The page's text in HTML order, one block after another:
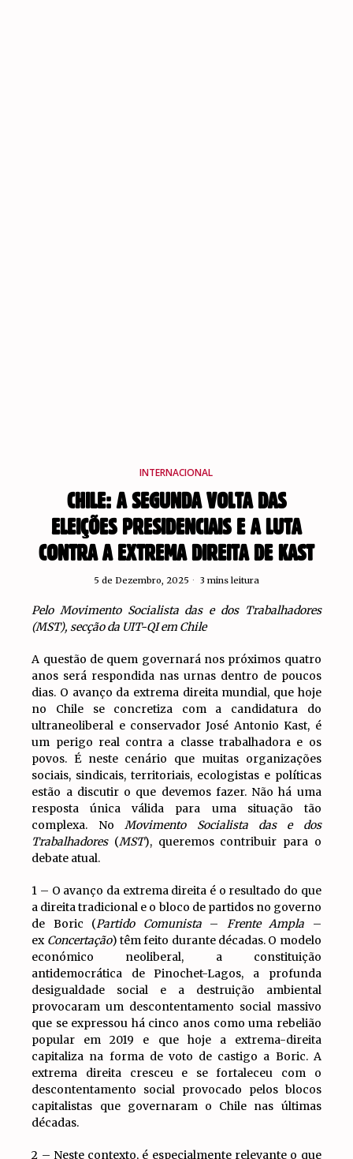
INTERNACIONAL
CHILE: A SEGUNDA VOLTA DAS
ELEIÇÕES PRESIDENCIAIS E A LUTA
CONTRA A EXTREMA DIREITA DE KAST
5 de Dezembro, 2025 3 mins leitura
Pelo Movimento Socialista das e dos Trabalhadores
(MST), secção da UIT-QI em Chile
A questão de quem governará nos próximos quatro
anos será respondida nas urnas dentro de poucos
dias. O avanço da extrema direita mundial, que hoje
no Chile se concretiza com a candidatura do
ultraneoliberal e conservador José Antonio Kast, é
um perigo real contra a classe trabalhadora e os
povos. É neste cenário que muitas organizações
sociais, sindicais, territoriais, ecologistas e políticas
estão a discutir o que devemos fazer. Não há uma
resposta única válida para uma situação tão
complexa. NoMovimento Socialista das e dos
Trabalhadores(MST), queremos contribuir para o
debate atual.
1 – O avanço da extrema direita é o resultado do que
a direita tradicional e o bloco de partidos no governo
de Boric (Partido Comunista – Frente Ampla –
ex Concertação) têm feito durante décadas. O modelo
económico neoliberal, a constituição
antidemocrática de Pinochet-Lagos, a profunda
desigualdade social e a destruição ambiental
provocaram um descontentamento social massivo
que se expressou há cinco anos como uma rebelião
popular em 2019 e que hoje a extrema-direita
capitaliza na forma de voto de castigo a Boric. A
extrema direita cresceu e se fortaleceu com o
descontentamento social provocado pelos blocos
capitalistas que governaram o Chile nas últimas
décadas.
2 – Neste contexto, é especialmente relevante o que